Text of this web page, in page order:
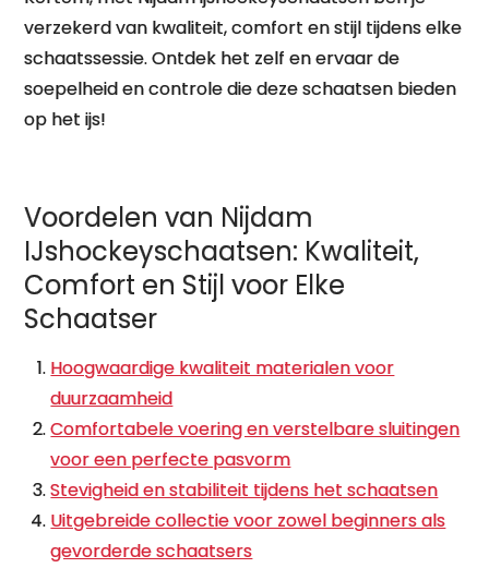
verzekerd van kwaliteit, comfort en stijl tijdens elke
schaatssessie. Ontdek het zelf en ervaar de
soepelheid en controle die deze schaatsen bieden
op het ijs!
Voordelen van Nijdam
IJshockeyschaatsen: Kwaliteit,
Comfort en Stijl voor Elke
Schaatser
Hoogwaardige kwaliteit materialen voor
duurzaamheid
Comfortabele voering en verstelbare sluitingen
voor een perfecte pasvorm
Stevigheid en stabiliteit tijdens het schaatsen
Uitgebreide collectie voor zowel beginners als
gevorderde schaatsers